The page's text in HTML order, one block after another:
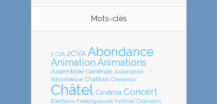
Mots-clés
2 CVA 2CVA Abondance
Animation Animations
Assemblée Générale Association
Bibliothèque Chablais Chevenoz
Châtel Cinéma Concert
Elections Feelingsound Festival Chansons